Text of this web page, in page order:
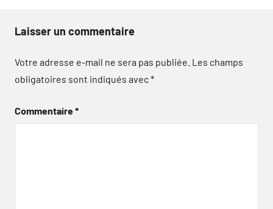
Laisser un commentaire
Votre adresse e-mail ne sera pas publiée. Les champs
obligatoires sont indiqués avec*
Commentaire*